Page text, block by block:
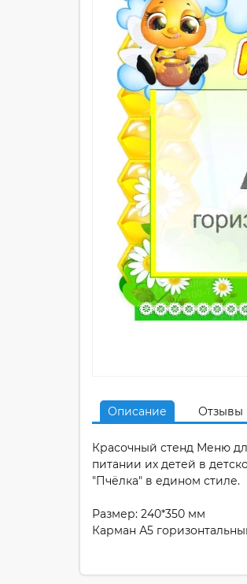
Описание Отзывы
Красочный стенд Меню
питании их детей в
"Пчёлка" в едином стиле.
Размер: 240*350 мм
Карман А5